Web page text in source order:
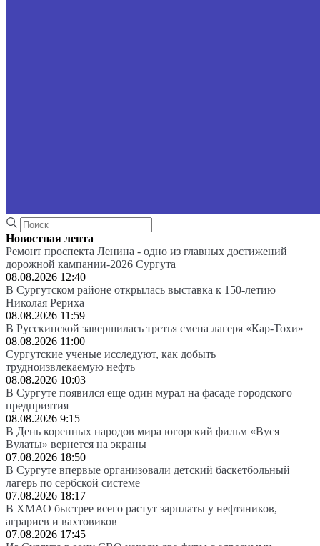
Новостная лента
Ремонт проспекта Ленина - одно из главных достижений
дорожной кампании-2026 Сургута
08.08.2026 12:40
В Сургутском районе открылась выставка к 150-летию
Николая Рериха
08.08.2026 11:59
В Русскинской завершилась третья смена лагеря «Кар-Тохи»
08.08.2026 11:00
Сургутские ученые исследуют, как добыть
трудноизвлекаемую нефть
08.08.2026 10:03
В Сургуте появился еще один мурал на фасаде городского
предприятия
08.08.2026 9:15
В День коренных народов мира югорский фильм «Вуся
Вулаты» вернется на экраны
07.08.2026 18:50
В Сургуте впервые организовали детский баскетбольный
лагерь по сербской системе
07.08.2026 18:17
В ХМАО быстрее всего растут зарплаты у нефтяников,
аграриев и вахтовиков
07.08.2026 17:45